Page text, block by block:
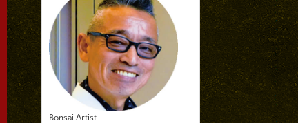
Bonsai Artist